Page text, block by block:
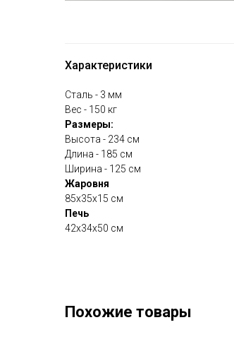
Характеристики
Сталь - 3 мм
Вес - 150 кг
Размеры:
Высота - 234 см
Длина - 185 см
Ширина - 125 см
Жаровня
85х35х15 см
Печь
42х34х50 см
Похожие товары